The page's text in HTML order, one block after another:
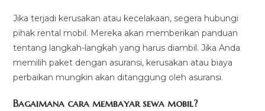
Jika terjadi kerusakan atau kecelakaan, segera hubungi
pihak rental mobil. Mereka akan memberikan panduan
tentang langkah-langkah yang harus diambil. Jika Anda
memilih paket dengan asuransi, kerusakan atau biaya
perbaikan mungkin akan ditanggung oleh asuransi.
Bagaimana cara membayar sewa mobil?